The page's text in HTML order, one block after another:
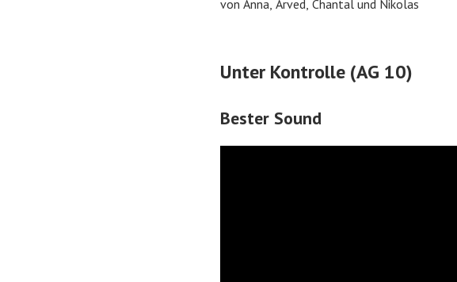
von Anna, Arved, Chantal und Nikolas
Unter Kontrolle (AG 10)
Bester Sound